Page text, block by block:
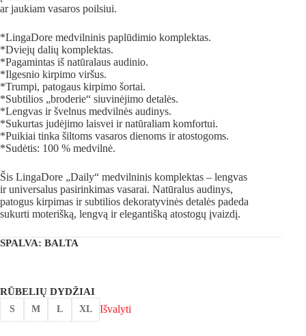
ar jaukiam vasaros poilsiui.
*LingaDore medvilninis paplūdimio komplektas.
*Dviejų dalių komplektas.
*Pagamintas iš natūralaus audinio.
*Ilgesnio kirpimo viršus.
*Trumpi, patogaus kirpimo šortai.
*Subtilios „broderie“ siuvinėjimo detalės.
*Lengvas ir švelnus medvilnės audinys.
*Sukurtas judėjimo laisvei ir natūraliam komfortui.
*Puikiai tinka šiltoms vasaros dienoms ir atostogoms.
*Sudėtis: 100 % medvilnė.
Šis LingaDore „Daily“ medvilninis komplektas – lengvas
ir universalus pasirinkimas vasarai. Natūralus audinys,
patogus kirpimas ir subtilios dekoratyvinės detalės padeda
sukurti moterišką, lengvą ir elegantišką atostogų įvaizdį.
SPALVA: BALTA
RŪBELIŲ DYDŽIAI
S M L XL Išvalyti